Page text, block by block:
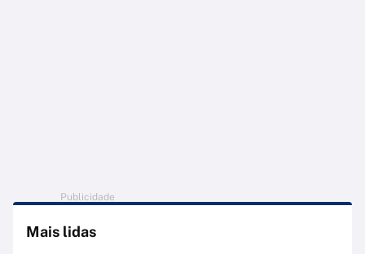
Publicidade
Mais lidas